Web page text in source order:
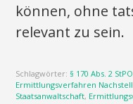
können, ohne
relevant zu sein.
Schlagwörter: § 170 Abs. 2 StPO
Ermittlungsverfahren
Staatsanwaltschaft,